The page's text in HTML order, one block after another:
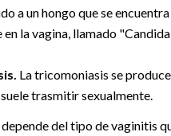
a un hongo que se encuentra
la vagina, llamado "Candida
La tricomoniasis se
trasmitir sexualmente.
del tipo de vaginitis